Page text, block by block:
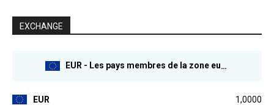
EXCHANGE
EUR - Les pays membres de la zone euro
EUR 1,0000